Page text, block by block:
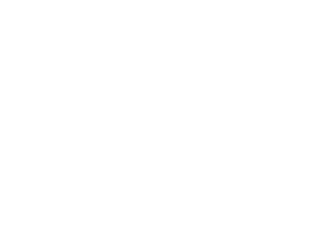
言いにくいと思
こんなことでも
※未就学のお子